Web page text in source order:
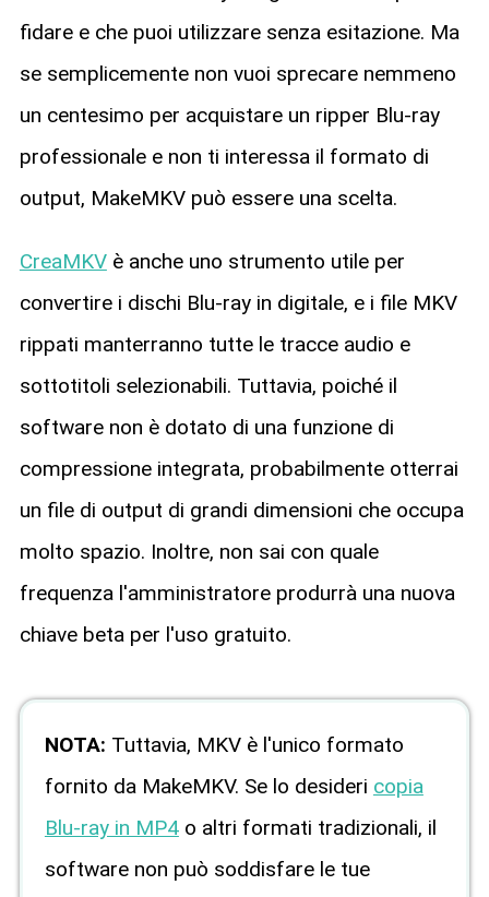
fidare e che puoi utilizzare senza esitazione. Ma
se semplicemente non vuoi sprecare nemmeno
un centesimo per acquistare un ripper Blu-ray
professionale e non ti interessa il formato di
output, MakeMKV può essere una scelta.
CreaMKVè anche uno strumento utile per
convertire i dischi Blu-ray in digitale, e i file MKV
rippati manterranno tutte le tracce audio e
sottotitoli selezionabili. Tuttavia, poiché il
software non è dotato di una funzione di
compressione integrata, probabilmente otterrai
un file di output di grandi dimensioni che occupa
molto spazio. Inoltre, non sai con quale
frequenza l'amministratore produrrà una nuova
chiave beta per l'uso gratuito.
NOTA: Tuttavia, MKV è l'unico formato
fornito da MakeMKV. Se lo desideri copia
Blu-ray in MP4o altri formati tradizionali, il
software non può soddisfare le tue